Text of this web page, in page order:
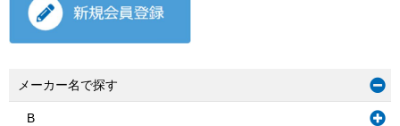
メーカー名で探す
B